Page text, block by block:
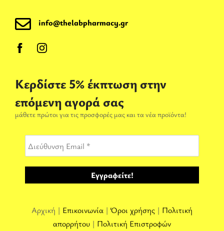
info@thelabpharmacy.gr
Κερδίστε 5% έκπτωση στην
επόμενη αγορά σας
μάθετε πρώτοι για τις προσφορές μας και τα νέα προϊόντα!
Αρχική | Επικοινωνία |Όροι χρήσης | Πολιτική
απορρήτου | Πολιτική Επιστροφών